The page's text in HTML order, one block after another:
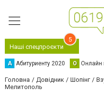
Наші спецпроєкти
5
А Абитуриенту 2020 О Онлайн
Головна Довідник Шопінг
Мелитополь